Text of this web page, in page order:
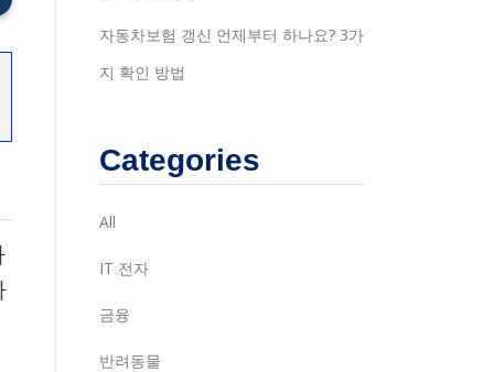
자동차보험 갱신 언제부터 하나요? 3가
지 확인 방법
Categories
All
IT 전자
금융
반려동물